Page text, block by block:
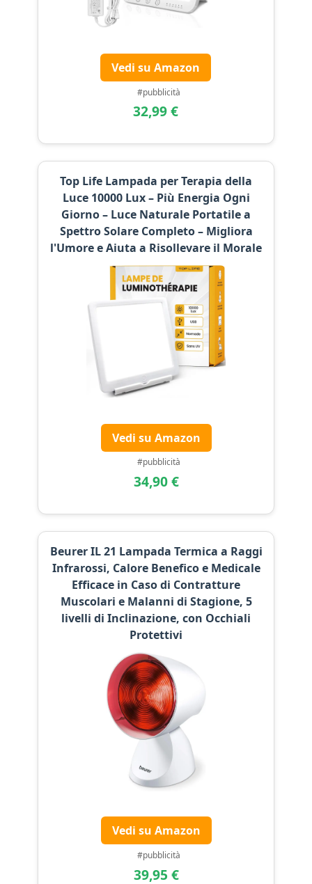
Vedi su Amazon
#pubblicità
32,99 €
Top Life Lampada per Terapia della
Luce 10000 Lux – Più Energia Ogni
Giorno – Luce Naturale Portatile a
Spettro Solare Completo – Migliora
l'Umore e Aiuta a Risollevare il Morale
Vedi su Amazon
#pubblicità
34,90 €
Beurer IL 21 Lampada Termica a Raggi
Infrarossi, Calore Benefico e Medicale
Efficace in Caso di Contratture
Muscolari e Malanni di Stagione, 5
livelli di Inclinazione, con Occhiali
Protettivi
Vedi su Amazon
#pubblicità
39,95 €